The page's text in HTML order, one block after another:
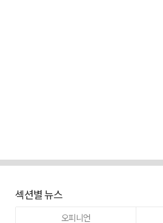
섹션별 뉴스
오피니언